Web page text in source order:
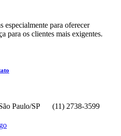
especialmente para oferecer
para os clientes mais exigentes.
Paulo/SP (11) 2738-3599